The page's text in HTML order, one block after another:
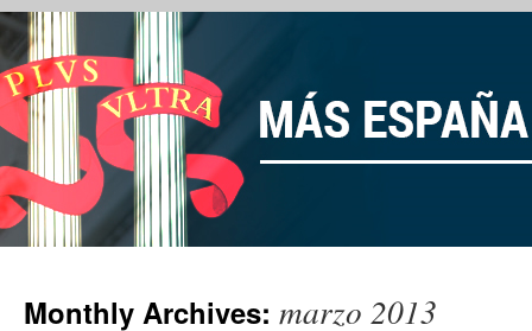
Monthly Archives: marzo 2013